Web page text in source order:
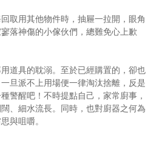
取用其他物件時，抽屜一拉開，眼角
落神傷的小傢伙們，總難免心上歉
道具的耽溺。至於已經購置的，卻也
旦派不上用場便一律淘汰捨離，反是
警醒吧！不時提點自己，家常廚事，
、細水流長。同時，也對廚器之何為
與咀嚼。